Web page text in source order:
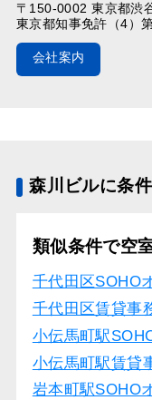
〒150-0002 東京都渋
東京都知事免許（4）
会社案内
森川ビルに条
類似条件で空
千代田区SOHO
千代田区賃貸事
小伝馬町駅
小伝馬町駅賃貸
岩本町駅SOHO